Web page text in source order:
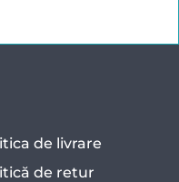
de livrare
de retur